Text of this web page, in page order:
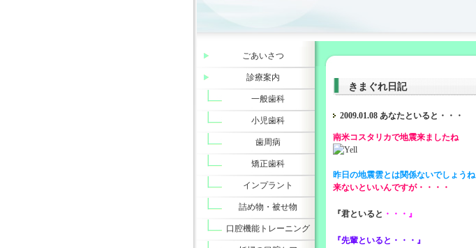
きまぐれ日記
2009.01.08 あなたといると・・・
南米コスタリカで地震来ましたね
昨日の地震雲とは関係ないでしょうね
来ないといいんですが・・・・
『君といると ・・・』
『先輩といると・・・』
ごあいさつ
診療案内
一般歯科
小児歯科
歯周病
矯正歯科
インプラント
詰め物・被せ物
口腔機能トレーニング